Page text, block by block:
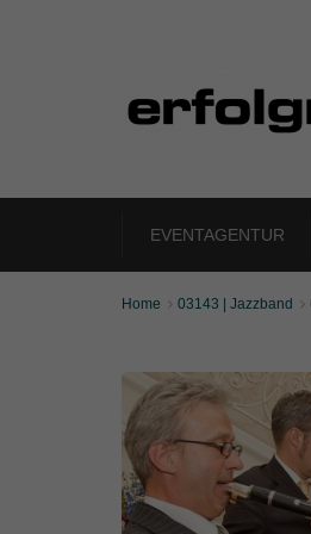
EVENTAGENTUR
Home  03143 | Jazzband 